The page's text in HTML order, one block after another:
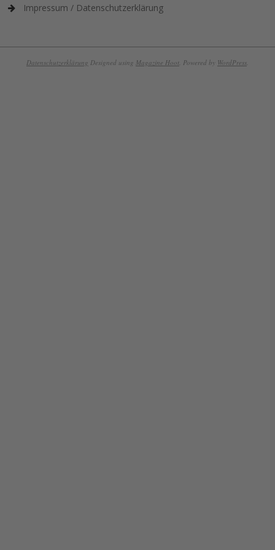
Impressum / Datenschutzerklärung
Datenschutzerklärung Designed using Magazine Hoot. Powered by WordPress.